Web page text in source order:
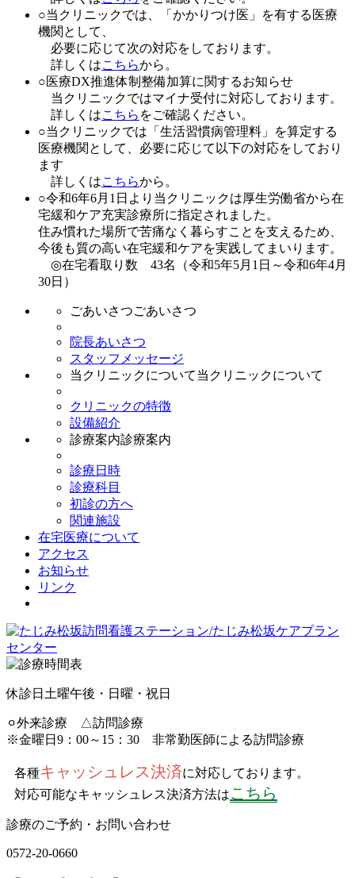
○当クリニックでは、「かかりつけ医」を有する医療
機関として、
必要に応じて次の対応をしております。
詳しくはこちらから。
○医療DX推進体制整備加算に関するお知らせ
当クリニックではマイナ受付に対応しております。
詳しくはこちら をご確認ください。
○当クリニックでは「生活習慣病管理料」を算定する
医療機関として、必要に応じて以下の対応をしており
ます
詳しくはこちらから。
○令和6年6月1日より当クリニックは厚生労働省から在
宅緩和ケア充実診療所に指定されました。
住み慣れた場所で苦痛なく暮らすことを支えるため、
今後も質の高い在宅緩和ケアを実践してまいります。
◎在宅看取り数 43名（令和5年5月1日～令和6年4月
30日）
ごあいさつごあいさつ
院長あいさつ
スタッフメッセージ
当クリニックについて当クリニックについて
クリニックの特徴
設備紹介
診療案内診療案内
診療日時
診療科目
初診の方へ
関連施設
在宅医療について
アクセス
お知らせ
リンク
休診日 土曜午後・日曜・祝日
⚪︎外来診療 △訪問診療
※金曜日9：00～15：30 非常勤医師による訪問診療
各種キャッシュレス決済に対応しております。
対応可能なキャッシュレス決済方法はこちら
診療のご予約・お問い合わせ
0572-20-0660